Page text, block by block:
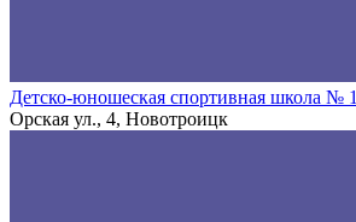
Детско-юношеская спортивная школа № 1
Орская ул., 4, Новотроицк